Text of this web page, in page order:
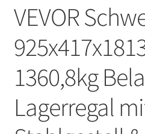
VEVOR
1360,8kg
Lagerregal